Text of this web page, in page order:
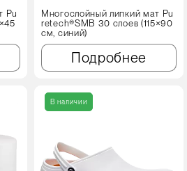
Pu
Многослойный липкий мат Pu
retech®SMB 30 слоев (115×90
см, синий)
Подробнее
В наличии